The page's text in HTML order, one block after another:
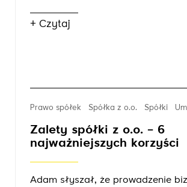
+ Czytaj
Prawo spółek Spółka z o.o. Spółki
Zalety spółki z o.o. – 6
najważniejszych korzyści
Adam słyszał, że prowadzenie